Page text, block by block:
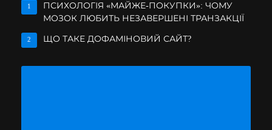
1
ПСИХОЛОГІЯ «МАЙЖЕ-ПОКУПКИ»: ЧОМУ
МОЗОК ЛЮБИТЬ НЕЗАВЕРШЕНІ ТРАНЗАКЦІЇ
2 ЩО ТАКЕ ДОФАМІНОВИЙ САЙТ?